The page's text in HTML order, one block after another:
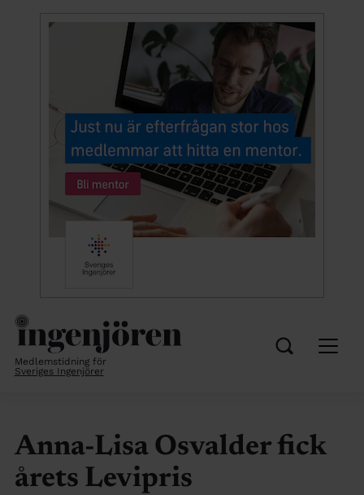
Medlemstidning för
Sveriges Ingenjörer
Anna-Lisa Osvalder fick
årets Levipris